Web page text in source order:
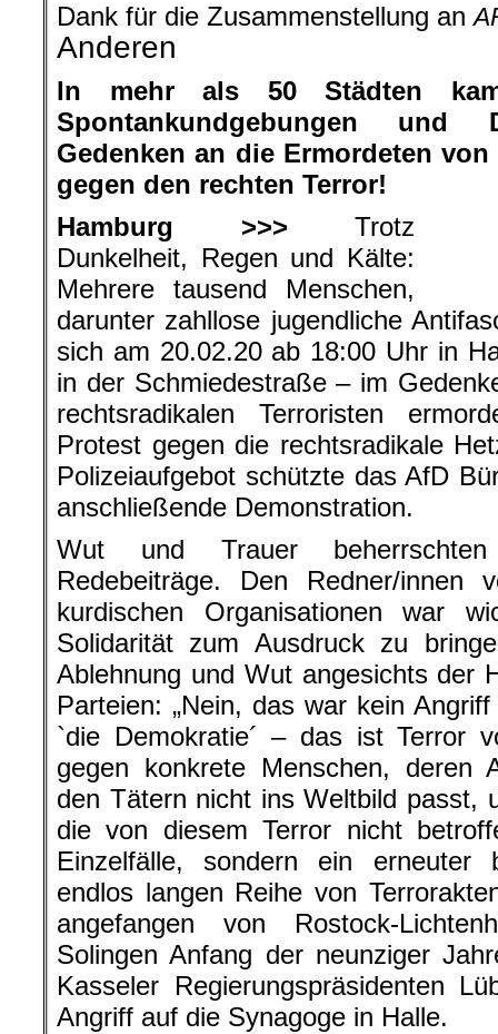
Dank für die Zusammenstellung an
Anderen
In mehr als 50 Städten
Spontankundgebungen und
Gedenken an die Ermordeten
gegen den rechten Terror!
Hamburg >>> Trotz
Dunkelheit, Regen und Kälte:
Mehrere tausend Menschen,
darunter zahllose jugendliche
sich am 20.02.20 ab 18:00 Uhr in
in der Schmiedestraße – im
rechtsradikalen Terroristen
Protest gegen die rechtsradikale
Polizeiaufgebot schützte das AfD
anschließende Demonstration.
Wut und Trauer beherrschten
Redebeiträge. Den Redner/innen
kurdischen Organisationen war
Solidarität zum Ausdruck zu
Ablehnung und Wut angesichts der
Parteien: „Nein, das war kein
`die Demokratie´ – das ist Terror
gegen konkrete Menschen, deren
den Tätern nicht ins Weltbild passt,
die von diesem Terror nicht
Einzelfälle, sondern ein erneuter
endlos langen Reihe von
angefangen von Rostock-
Solingen Anfang der neunziger
Kasseler Regierungspräsidenten
Angriff auf die Synagoge in Halle.